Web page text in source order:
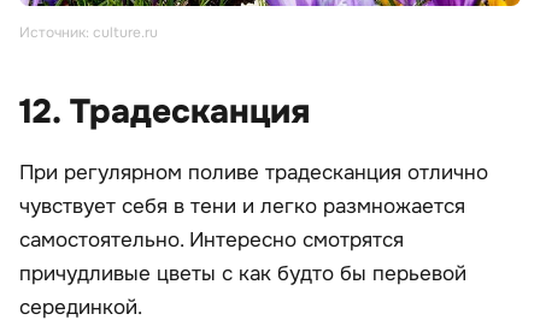
Источник: culture.ru
12. Традесканция
При регулярном поливе традесканция отлично
чувствует себя в тени и легко размножается
самостоятельно. Интересно смотрятся
причудливые цветы с как будто бы перьевой
серединкой.